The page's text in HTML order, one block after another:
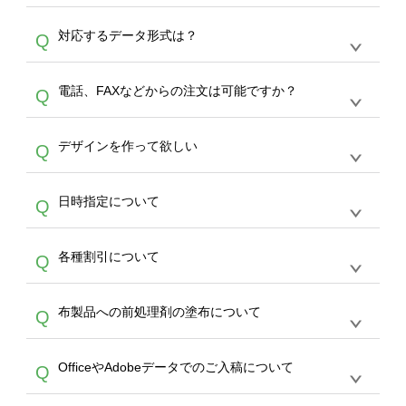
A
生産にて承っております。デザインツールから
デザインの作成から決済まで完了できます。
30枚以上やシルク印刷など、大口注文の場合
は、サポートが担当するエコバッグコンシェル
やタンブラーコンシェルをご利用ください。製
作する数量が多ければ多いほど、オンデマンド
サービスよりも低価格で製作することが可能で
す。
Q 対応するデータ形式は？
A
ドできるデータ形式は、JPG / PNG / AI / PSD /
PDF 形式になります。データの最大サイズ
写真などもアップロード可能です。使用できな
い画像はエラーになります。（※ Illustratorか
らの直接入稿には対応していません。AIで保存
し、デザインツールからアップロードして下さ
い）
Q 電話、FAXなどからの注文は可能ですか？
A
文のみ受け付けております。30個以上のご製
作をお考えの方は、サポートが担当するエコバ
スをご利用頂ければ、電話やFAX、メールなど
でご注文が可能です。
Q デザインを作って欲しい
A
を作って欲しい。などの場合は、製作数量が
30個以上であれば、サポート担当が、デザイ
バッグコンシェル
サー
ビスをご利用ください。(※ 30個以下の場合
は、デザインツールをご利用ください)
Q 日時指定について
A
ん。発送後18時以降に配送業者・伝票番号を
メールでお知らせいたしますので、直接配送業
者にご連絡いただき調整をお願い致します。
Q 各種割引について
A
カート内で自動的に割引(最大50%)が適用され
ます。 【付与ポイント】購入金額の1％が1ポ
イントとして付与され、次回ご注文時に1ポイ
ント＝1円としてお使いいただけます。ポイン
トは発送完了の翌日に付与され、次回ご注文時
Q 布製品への前処理剤の塗布について
A
意点（前処理剤）】カラー生地（Tシャツのホ
ワイト、トートバッグのナチュラル、ホワイト
Q OfficeやAdobeデータでのご入稿について